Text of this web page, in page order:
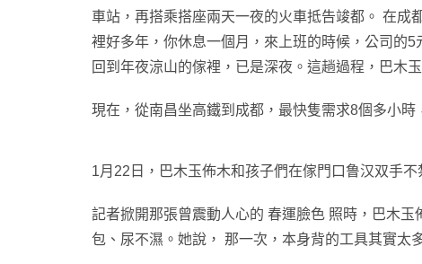
車站，再搭乘搭座兩天一夜的火車抵告竣都。 在成
裡好多年，你休息一個月，來上班的時候，公司的
回到年夜涼山的傢裡，已是深夜。這趟過程，巴木
現在，從南昌坐高鐵到成都，最快隻需求8個多小
1月22日，巴木玉佈木和孩子們在傢門口鲁汉双手
記者掀開那張曾震動人心的 春運臉色 照時，巴木
包、尿不濕。她說， 那一次，本身背的工具其實太